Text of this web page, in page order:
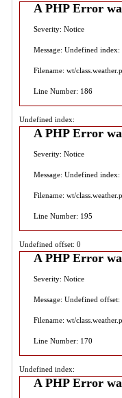
A PHP Error
Severity: Notice
Message: Undefined index:
Filename: wt/
Line Number: 186
Undefined index:
A PHP Error
Severity: Notice
Message: Undefined index:
Filename: wt/
Line Number: 195
Undefined offset: 0
A PHP Error
Severity: Notice
Message: Undefined offset:
Filename: wt/
Line Number: 170
Undefined index:
A PHP Error